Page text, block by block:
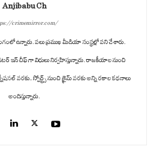
Anjibabu Ch
crimemirror.com/
ఉన్నారు. పలు ప్రముఖ మీడియా సంస్థల్లో పని చేశారు.
ఇన్ చీఫ్ గా విధులు నిర్వహిస్తున్నారు. రాజకీయాల నుంచి
వరకు.. స్పోర్ట్స్ నుంచి క్రైమ్ వరకు అన్ని రకాల కథనాలు
అందిస్తున్నారు.